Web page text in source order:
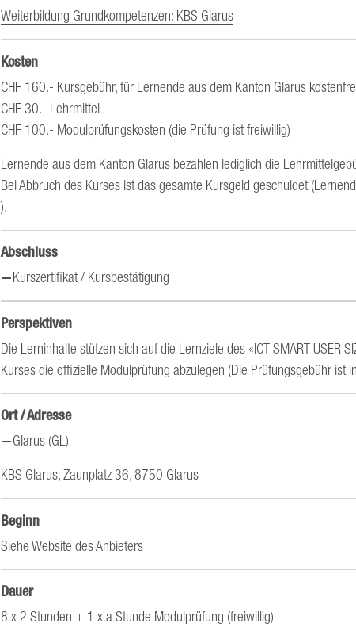
Weiterbildung Grundkompetenzen: KBS Glarus
Kosten
CHF 160.- Kursgebühr, für Lernende aus dem Kanton Glarus
CHF 30.- Lehrmittel
CHF 100.- Modulprüfungskosten (die Prüfung ist freiwillig)
Lernende aus dem Kanton Glarus bezahlen lediglich die
Bei Abbruch des Kurses ist das gesamte Kursgeld geschuldet
).
Abschluss
Kurszertifikat / Kursbestätigung
Perspektiven
Die Lerninhalte stützen sich auf die Lernziele des «ICT SMART USER
Kurses die offizielle Modulprüfung abzulegen (Die Prüfungsgebühr ist
Ort / Adresse
Glarus (GL)
KBS Glarus, Zaunplatz 36, 8750 Glarus
Beginn
Siehe Website des Anbieters
Dauer
8 x 2 Stunden + 1 x a Stunde Modulprüfung (freiwillig)